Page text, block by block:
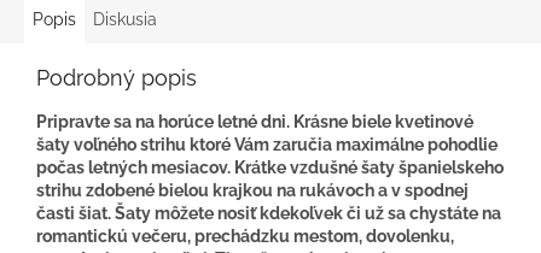
Popis Diskusia
Podrobný popis
Pripravte sa na horúce letné dni. Krásne biele kvetinové
šaty voľného strihu ktoré Vám zaručia maximálne pohodlie
počas letných mesiacov. Krátke vzdušné šaty španielskeho
strihu zdobené bielou krajkou na rukávoch a v spodnej
časti šiat. Šaty môžete nosiť kdekoľvek či už sa chystáte na
romantickú večeru, prechádzku mestom, dovolenku,